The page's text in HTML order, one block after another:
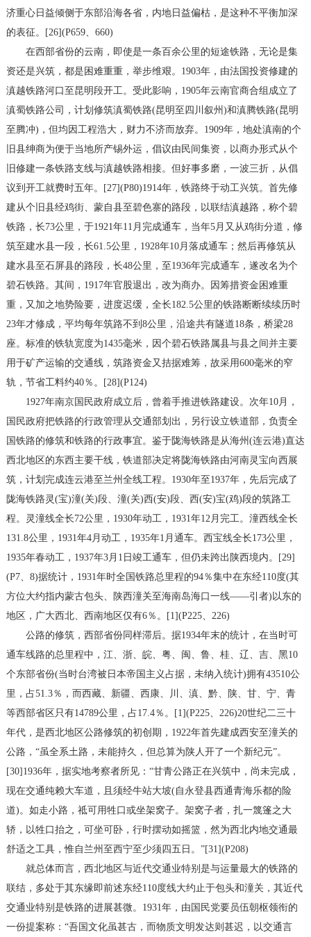
济重心日益倾侧于东部沿海各省，内地日益偏枯，是这种不平衡加深
的表征。[26](P659、660)
在西部省份的云南，即使是一条百余公里的短途铁路，无论是集
资还是兴筑，都是困难重重，举步维艰。1903年，由法国投资修建的
滇越铁路河口至昆明段开工。受此影响，1905年云南官商合组成立了
滇蜀铁路公司，计划修筑滇蜀铁路(昆明至四川叙州)和滇腾铁路(昆明
至腾冲)，但均因工程浩大，财力不济而放弃。1909年，地处滇南的个
旧县绅商为便于当地所产锡外运，倡议由民间集资，以商办形式从个
旧修建一条铁路支线与滇越铁路相接。但好事多磨，一波三折，从倡
议到开工就费时五年。[27](P80)1914年，铁路终于动工兴筑。首先修
建从个旧县经鸡街、蒙自县至碧色寨的路段，以联结滇越路，称个碧
铁路，长73公里，于1921年11月完成通车，当年5月又从鸡街分道，修
筑至建水县一段，长61.5公里，1928年10月落成通车；然后再修筑从
建水县至石屏县的路段，长48公里，至1936年完成通车，遂改名为个
碧石铁路。其间，1917年官股退出，改为商办。因筹措资金困难重
重，又加之地势险要，进度迟缓，全长182.5公里的铁路断断续续历时
23年才修成，平均每年筑路不到8公里，沿途共有隧道18条，桥梁28
座。标准的铁轨宽度为1435毫米，因个碧石铁路属县与县之间并主要
用于矿产运输的交通线，筑路资金又拮据难筹，故采用600毫米的窄
轨，节省工料约40％。[28](P124)
1927年南京国民政府成立后，曾着手推进铁路建设。次年10月，
国民政府把铁路的行政管理从交通部划出，另行设立铁道部，负责全
国铁路的修筑和铁路的行政事宜。鉴于陇海铁路是从海州(连云港)直达
西北地区的东西主要干线，铁道部决定将陇海铁路由河南灵宝向西展
筑，计划完成连云港至兰州全线工程。1930年至1937年，先后完成了
陇海铁路灵(宝)潼(关)段、潼(关)西(安)段、西(安)宝(鸡)段的筑路工
程。灵潼线全长72公里，1930年动工，1931年12月完工。潼西线全长
131.8公里，1931年4月动工，1935年1月通车。西宝线全长173公里，
1935年春动工，1937年3月1日竣工通车，但仍未跨出陕西境内。[29]
(P7、8)据统计，1931年时全国铁路总里程的94％集中在东经110度(其
方位大约指内蒙古包头、陕西潼关至海南岛海口一线——引者)以东的
地区，广大西北、西南地区仅有6％。[1](P225、226)
公路的修筑，西部省份同样滞后。据1934年末的统计，在当时可
通车线路的总里程中，江、浙、皖、粤、闽、鲁、桂、辽、吉、黑10
个东部省份(当时台湾被日本帝国主义占据，未纳入统计)拥有43510公
里，占51.3％，而西藏、新疆、西康、川、滇、黔、陕、甘、宁、青
等西部省区只有14789公里，占17.4％。[1](P225、226)20世纪二三十
年代，是西北地区公路修筑的初创期，1922年首先建成西安至潼关的
公路，“虽全系土路，未能持久，但总算为陕人开了一个新纪元”。
[30]1936年，据实地考察者所见：“甘青公路正在兴筑中，尚未完成，
现在交通纯赖大车道，且须经牛站大坡(自永登县西通青海乐都的险
道)。如走小路，祗可用牲口或坐架窝子。架窝子者，扎一篾篷之大
轿，以牲口抬之，可坐可卧，行时摆动如摇篮，然为西北内地交通最
舒适之工具，惟自兰州至西宁至少须四五日。”[31](P208)
就总体而言，西北地区与近代交通业特别是与运量最大的铁路的
联结，多处于其东缘即前述东经110度线大约止于包头和潼关，其近代
交通业特别是铁路的进展甚微。1931年，由国民党要员伍朝枢领衔的
一份提案称：“吾国文化虽甚古，而物质文明发达则甚迟，以交通言